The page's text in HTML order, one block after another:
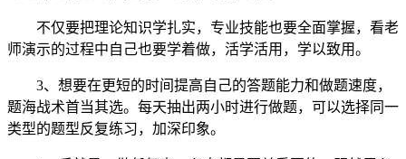
不仅要把理论知识学扎实，专业技能也要全面掌握，看老
师演示的过程中自己也要学着做，活学活用，学以致用。
3、想要在更短的时间提高自己的答题能力和做题速度，
题海战术首当其选。每天抽出两小时进行做题，可以选择同一
类型的题型反复练习，加深印象。